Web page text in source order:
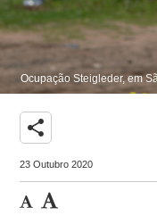
Ocupação Steigleder, em
share
23 Outubro 2020